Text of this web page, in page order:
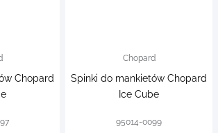
Chopard
Chopard
Spinki do mankietów Chopard
Ice Cube
95014-0099